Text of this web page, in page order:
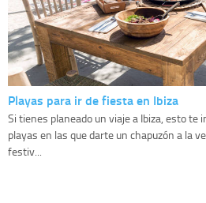
Playas para ir de fiesta en Ibiza
Si tienes planeado un viaje a Ibiza, esto te
playas en las que darte un chapuzón a la
festiv...